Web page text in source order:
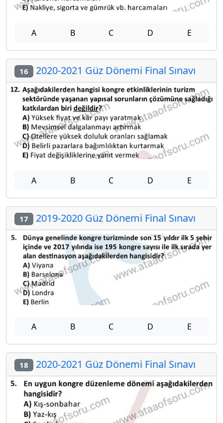
A B C D E
16 2020-2021 Güz Dönemi Final Sınavı
A B C D E
17 2019-2020 Güz Dönemi Final Sınavı
A B C D E
18 2020-2021 Güz Dönemi Final Sınavı